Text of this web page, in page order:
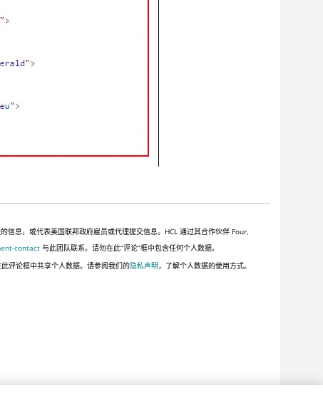
信息，或代表美国联邦政府雇员或代理提交信息。HCL 通过其合作伙伴 Four,
contact 与此团队联系。请勿在此“评论”框中包含任何个人数据。
评论框中共享个人数据。请参阅我们的隐私声明，了解个人数据的使用方式。